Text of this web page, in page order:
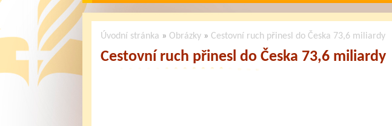
Úvodní stránka » Obrázky» Cestovní ruch přinesl do Česka 73,6 miliardy
Cestovní ruch přinesl do Česka 73,6 miliardy